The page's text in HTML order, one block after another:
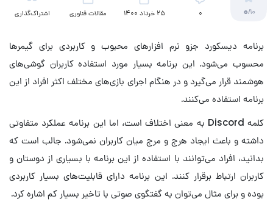
0/10 ۰ 25 خرداد 1400 مقالات فناوری اشتراک‌گذاری
برنامه دیسکورد جزو نرم افزارهای محبوب و کاربردی برای گیمرها
محسوب می‌شود. این برنامه بسیار مورد استفاده کاربران گوشی‌های
هوشمند قرار می‌گیرد و در هنگام اجرای بازی‌های مختلف اکثر افراد از این
برنامه استفاده می‌کنند.
کلمه Discord به معنی اختلاف است، اما این برنامه عملکرد متفاوتی
داشته و باعث ایجاد هرج و مرج میان کاربران نمی‌شود. جالب است که
بدانید، افراد می‌توانند با استفاده از این برنامه با بسیاری از دوستان و
کاربران ارتباط برقرار کنند. این برنامه دارای قابلیت‌های بسیار کاربردی
بوده و برای مثال می‌توان به گفتگوی صوتی با تاخیر بسیار کم اشاره کرد.